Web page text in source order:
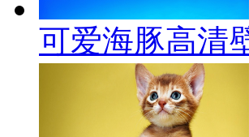
可爱海豚高清